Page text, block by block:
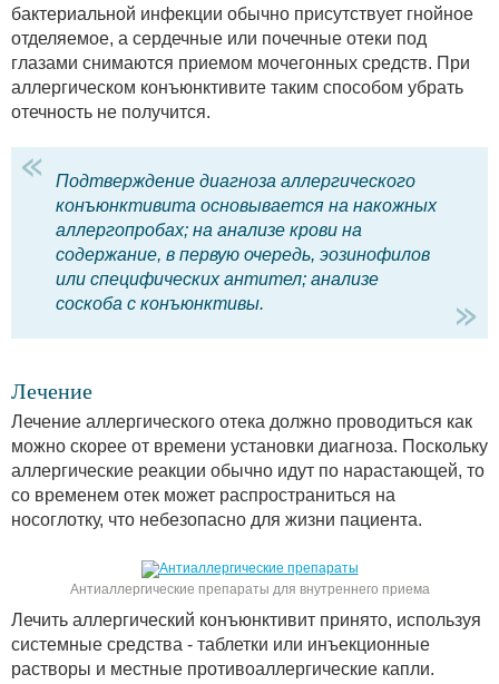
бактериальной инфекции обычно присутствует гнойное
отделяемое, а сердечные или почечные отеки под
глазами снимаются приемом мочегонных средств. При
аллергическом конъюнктивите таким способом убрать
отечность не получится.
Подтверждение диагноза аллергического
конъюнктивита основывается на накожных
аллергопробах; на анализе крови на
содержание, в первую очередь, эозинофилов
или специфических антител; анализе
соскоба с конъюнктивы.
Лечение
Лечение аллергического отека должно проводиться как
можно скорее от времени установки диагноза. Поскольку
аллергические реакции обычно идут по нарастающей, то
со временем отек может распространиться на
носоглотку, что небезопасно для жизни пациента.
Антиаллергические препараты для внутреннего приема
Лечить аллергический конъюнктивит принято, используя
системные средства - таблетки или инъекционные
растворы и местные противоаллергические капли.